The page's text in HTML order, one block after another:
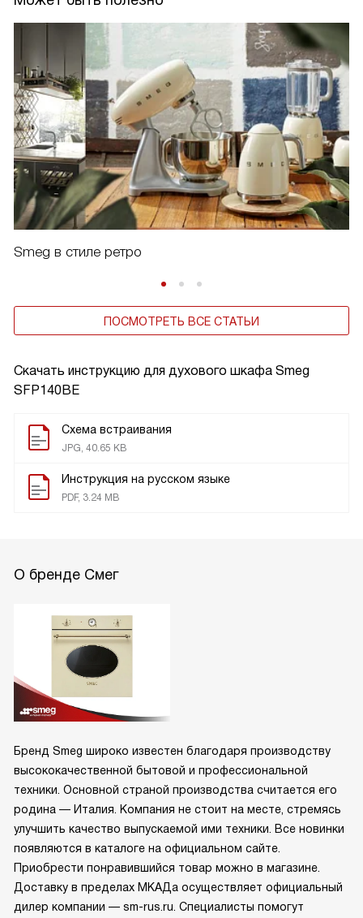
Скачать инструкцию для духового шкафа Smeg
SFP140BE
Схема встраивания
JPG, 40.65 KB
Инструкция на русском языке
PDF, 3.24 MB
Smeg в стиле ретро
ПОСМОТРЕТЬ ВСЕ СТАТЬИ
О бренде Смег
Бренд Smeg широко известен благодаря производству
высококачественной бытовой и профессиональной
техники. Основной страной производства считается его
родина — Италия. Компания не стоит на месте, стремясь
улучшить качество выпускаемой ими техники. Все новинки
появляются в каталоге на официальном сайте.
Приобрести понравившийся товар можно в магазине.
Доставку в пределах МКАДа осуществляет официальный
дилер компании — sm-rus.ru. Специалисты помогут